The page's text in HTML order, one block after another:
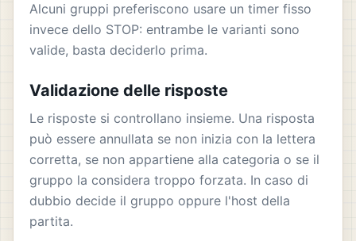
Alcuni gruppi preferiscono usare un timer fisso
invece dello STOP: entrambe le varianti sono
valide, basta deciderlo prima.
Validazione delle risposte
Le risposte si controllano insieme. Una risposta
può essere annullata se non inizia con la lettera
corretta, se non appartiene alla categoria o se il
gruppo la considera troppo forzata. In caso di
dubbio decide il gruppo oppure l'host della
partita.